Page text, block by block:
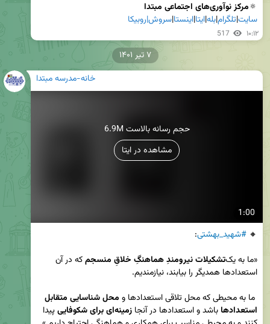
🔅مرکز نوآوری‌های اجتماعی مبتدا
سایت|تلگرام|بله|ایتا|اینستا|سروش|روبیکا
517 ۱۰:۱۲
خانه-مدرسه مبتدا
1:00
6.9M حجم رسانه بالاست
مشاهده در ایتا
🔸 #شهید_بهشتی
«ما به یک‌تشکیلات نیرومندِ هماهنگِ خلاقِ منسجم
استعدادها باشد و استعدادها در آنجا زمینه‌ای برای شکوفایی
۷ تیر ۱۴۰۱